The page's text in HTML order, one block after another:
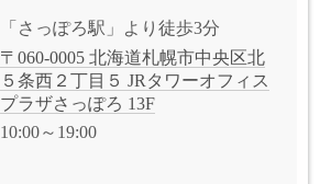
「さっぽろ駅」より徒歩3分
〒060-0005 北海道札幌市中央区北
５条西２丁目５ JRタワーオフィス
プラザさっぽろ 13F
10:00～19:00